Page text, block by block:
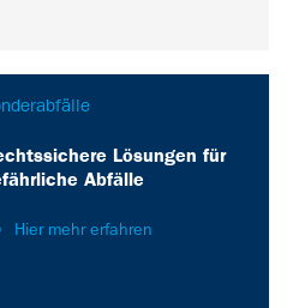
Lösungen für
Abfälle
Hier mehr erfahren